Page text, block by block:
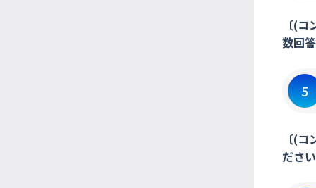
〔(
数回
5
〔(
ださ